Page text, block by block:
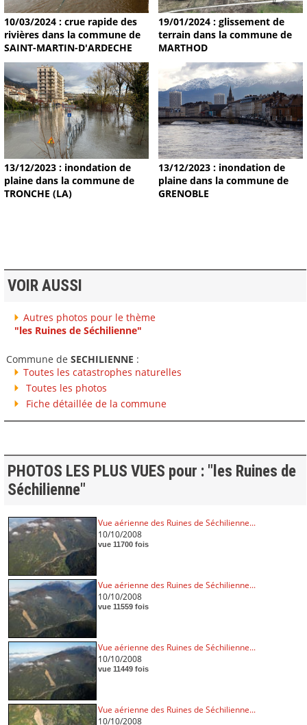
10/03/2024 : crue rapide des
rivières dans la commune de
SAINT-MARTIN-D'ARDECHE
19/01/2024 : glissement de
terrain dans la commune de
MARTHOD
13/12/2023 : inondation de
plaine dans la commune de
TRONCHE (LA)
13/12/2023 : inondation de
plaine dans la commune de
GRENOBLE
VOIR AUSSI
Autres photos pour le thème
"les Ruines de Séchilienne"
Commune de SECHILIENNE :
Toutes les catastrophes naturelles
Toutes les photos
Fiche détaillée de la commune
PHOTOS LES PLUS VUES pour : "les Ruines de
Séchilienne"
Vue aérienne des Ruines de Séchilienne...
10/10/2008
vue 11700 fois
Vue aérienne des Ruines de Séchilienne...
10/10/2008
vue 11559 fois
Vue aérienne des Ruines de Séchilienne...
10/10/2008
vue 11449 fois
Vue aérienne des Ruines de Séchilienne...
10/10/2008